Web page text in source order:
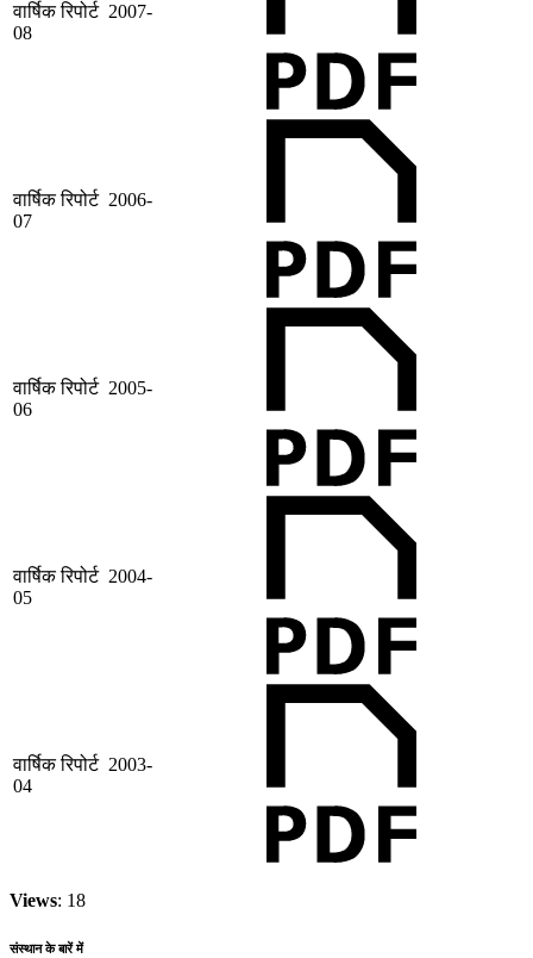
वार्षिक रिपोर्ट 2007-
08
वार्षिक रिपोर्ट 2006-
07
वार्षिक रिपोर्ट 2005-
06
वार्षिक रिपोर्ट 2004-
05
वार्षिक रिपोर्ट 2003-
04
Views: 18
संस्थान के बारें में